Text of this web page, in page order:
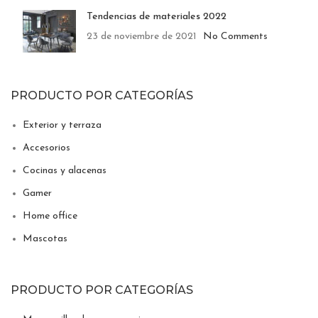
Tendencias de materiales 2022
23 de noviembre de 2021
No Comments
PRODUCTO POR CATEGORÍAS
Exterior y terraza
Accesorios
Cocinas y alacenas
Gamer
Home office
Mascotas
PRODUCTO POR CATEGORÍAS